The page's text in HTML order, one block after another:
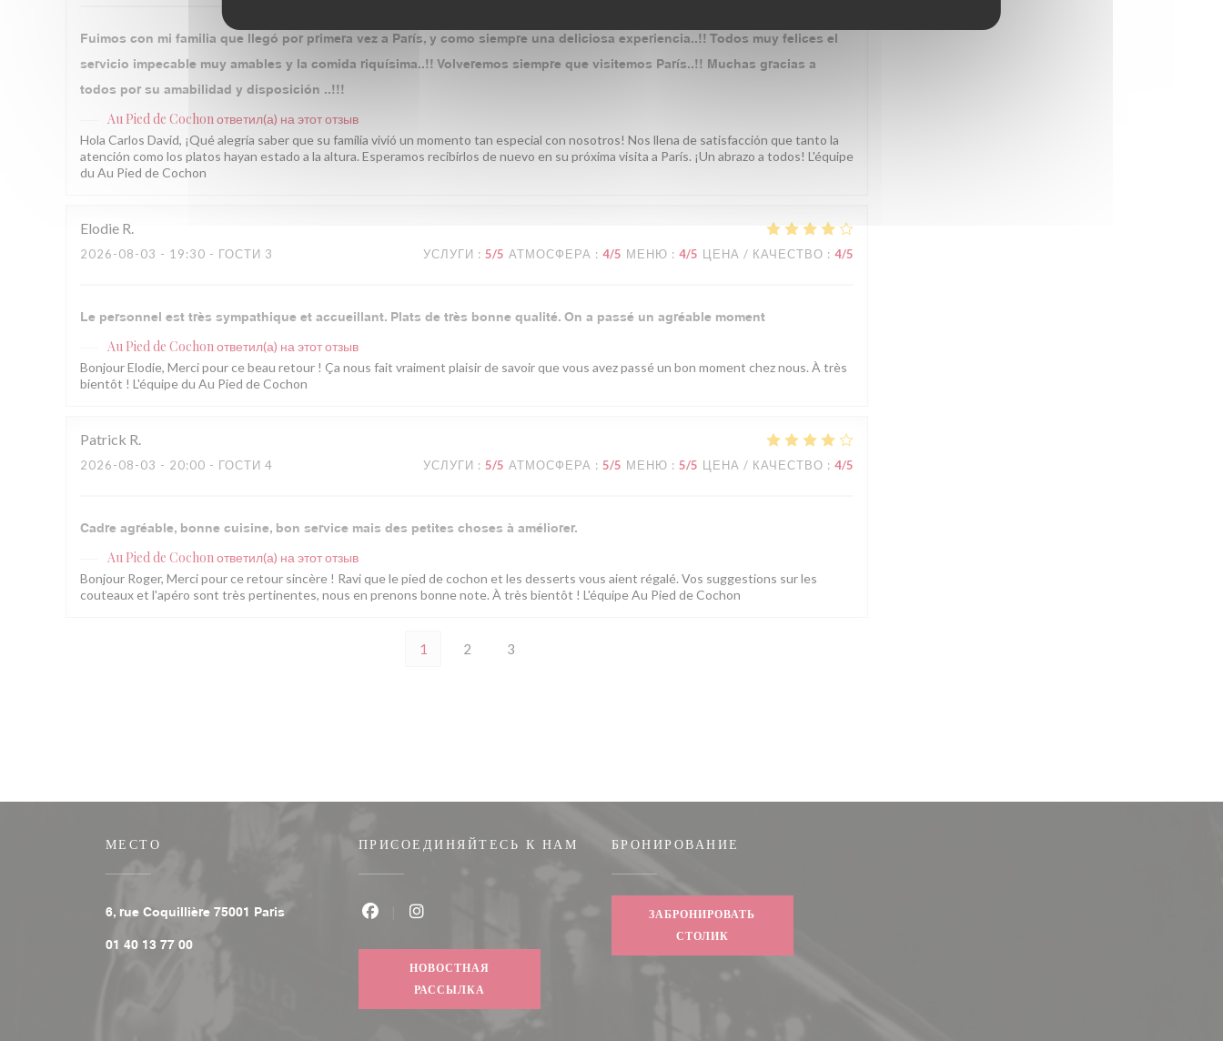
Fuimos con mi familia que llegó por primera vez a París, y como siempre una deliciosa experiencia..!! Todos muy felices el
servicio impecable muy amables y la comida riquísima..!! Volveremos siempre que visitemos París..!! Muchas gracias a
todos por su amabilidad y disposición ..!!!
Au Pied de Cochonответил(а) на этот отзыв
Hola Carlos David, ¡Qué alegría saber que su familia vivió un momento tan especial con nosotros! Nos llena de satisfacción que tanto la
atención como los platos hayan estado a la altura. Esperamos recibirlos de nuevo en su próxima visita a París. ¡Un abrazo a todos! L'équipe
du Au Pied de Cochon
Elodie R
2026-08-03 - 19:30 - ГОСТИ 3 УСЛУГИ : 5/5 АТМОСФЕРА : 4/5 МЕНЮ : 4/5 ЦЕНА / КАЧЕСТВО : 4/5
Le personnel est très sympathique et accueillant. Plats de très bonne qualité. On a passé un agréable moment
Au Pied de Cochonответил(а) на этот отзыв
Bonjour Elodie, Merci pour ce beau retour ! Ça nous fait vraiment plaisir de savoir que vous avez passé un bon moment chez nous. À très
bientôt ! L'équipe du Au Pied de Cochon
Patrick R
2026-08-03 - 20:00 - ГОСТИ 4 УСЛУГИ : 5/5 АТМОСФЕРА : 5/5 МЕНЮ : 5/5 ЦЕНА / КАЧЕСТВО : 4/5
Cadre agréable, bonne cuisine, bon service mais des petites choses à améliorer.
Au Pied de Cochonответил(а) на этот отзыв
Bonjour Roger, Merci pour ce retour sincère ! Ravi que le pied de cochon et les desserts vous aient régalé. Vos suggestions sur les
couteaux et l'apéro sont très pertinentes, nous en prenons bonne note. À très bientôt ! L'équipe Au Pied de Cochon
1 2 3
МЕСТО
6, rue Coquillière 75001 Paris((открывается в новом окне))
01 40 13 77 00
ПРИСОЕДИНЯЙТЕСЬ К НАМ
НОВОСТНАЯ
РАССЫЛКА
БРОНИРОВАНИЕ
ЗАБРОНИРОВАТЬ
СТОЛИК